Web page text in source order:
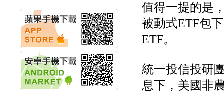
華旭先進:代重要子公司
碩通散熱股份有限公司
公告董事會通過發言人
及代理發
華旭先進:代重要子公司
碩通散熱股份有限公司
公告董事會決議發行員
工認股權
華旭先進:代重要子公司
值得一提的是
被動式ETF包
ETF。
統一投信投研
息下，美國非